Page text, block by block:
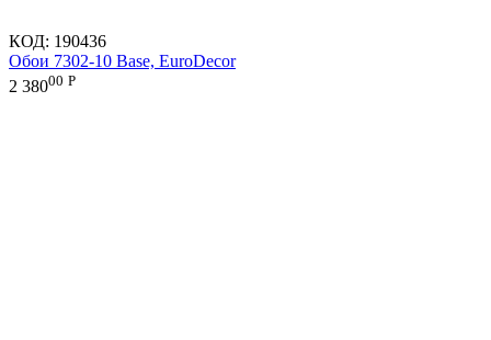
КОД: 190436
Обои 7302-10 Base, EuroDecor
2 38000 Р